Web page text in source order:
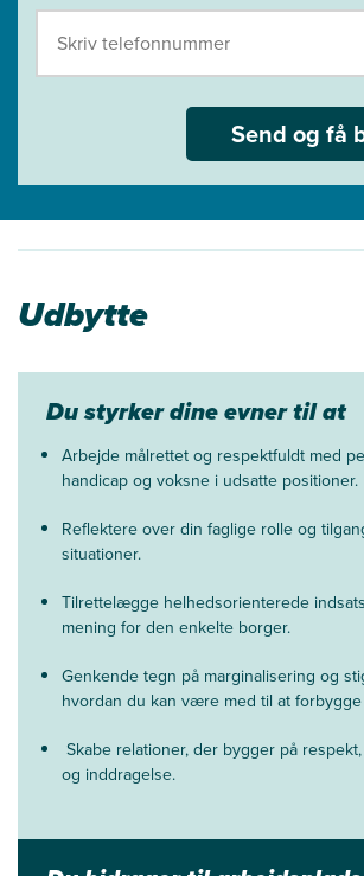
Send og få
Udbytte
Du styrker dine evner til at
Arbejde målrettet og respektfuldt med
handicap og voksne i udsatte positioner.
Reflektere over din faglige rolle og
situationer.
Tilrettelægge helhedsorienterede
mening for den enkelte borger.
Genkende tegn på marginalisering og
hvordan du kan være med til at
Skabe relationer, der bygger på
og inddragelse.